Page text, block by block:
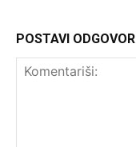
POSTAVI ODGOVOR